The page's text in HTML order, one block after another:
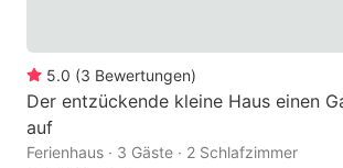
5.0 (3 Bewertungen)
Der entzückende kleine Haus einen
auf
Ferienhaus · 3 Gäste · 2 Schlafzimmer